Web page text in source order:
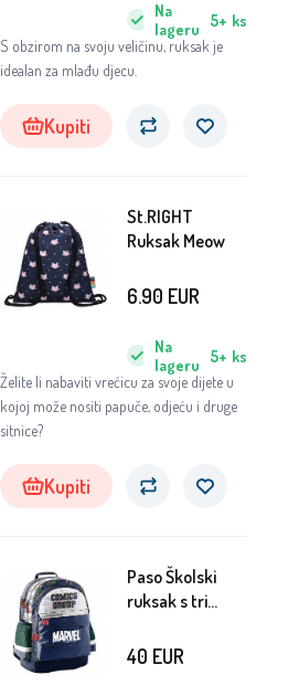
S obzirom na svoju veličinu, ruksak je
idealan za mlađu djecu.
Na
lageru
5+ ks
Kupiti
St.RIGHT
Ruksak Meow
Želite li nabaviti vrećicu za svoje dijete u
kojoj može nositi papuče, odjeću i druge
sitnice?
Na
lageru
5+ ks
6.90 EUR
Kupiti
Paso Školski
ruksak s tri
Avengers
40 EUR